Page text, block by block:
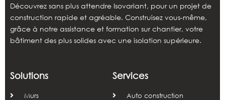
Découvrez sans plus attendre Isovariant, pour un projet de
construction rapide et agréable. Construisez vous-même,
grâce à notre assistance et formation sur chantier, votre
bâtiment des plus solides avec une isolation supérieure.
Solutions
Murs
Services
Auto construction